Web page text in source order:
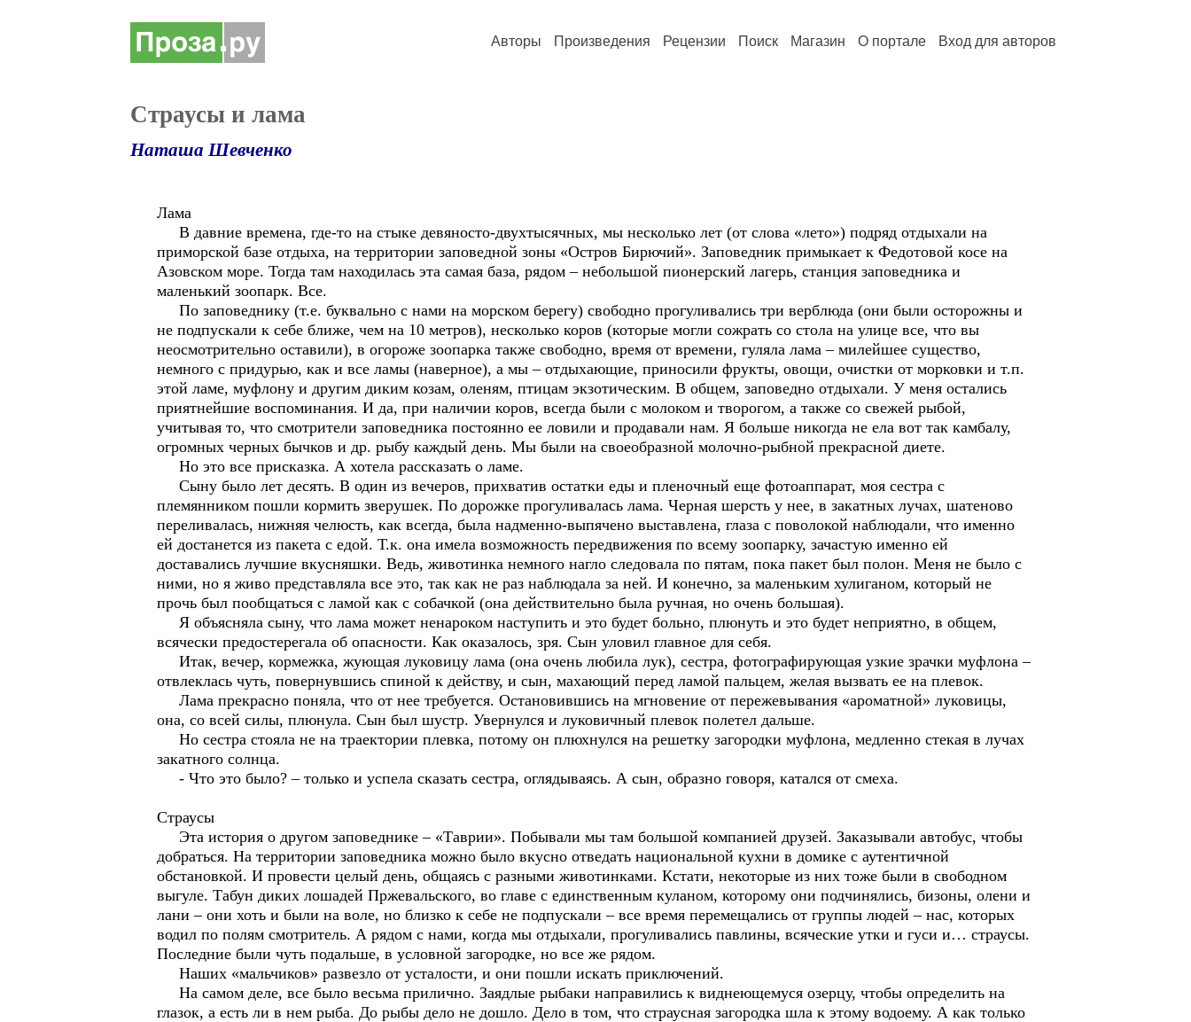
Авторы Произведения Рецензии Поиск Магазин О портале Вход для авторов
Страусы и лама
Наташа Шевченко
Лама
В давние времена, где-то на стыке девяносто-двухтысячных, мы несколько лет (от слова «лето») подряд отдыхали на
приморской базе отдыха, на территории заповедной зоны «Остров Бирючий». Заповедник примыкает к Федотовой косе на
Азовском море. Тогда там находилась эта самая база, рядом – небольшой пионерский лагерь, станция заповедника и
маленький зоопарк. Все.
По заповеднику (т.е. буквально с нами на морском берегу) свободно прогуливались три верблюда (они были осторожны и
не подпускали к себе ближе, чем на 10 метров), несколько коров (которые могли сожрать со стола на улице все, что вы
неосмотрительно оставили), в огороже зоопарка также свободно, время от времени, гуляла лама – милейшее существо,
немного с придурью, как и все ламы (наверное), а мы – отдыхающие, приносили фрукты, овощи, очистки от морковки и т.п.
этой ламе, муфлону и другим диким козам, оленям, птицам экзотическим. В общем, заповедно отдыхали. У меня остались
приятнейшие воспоминания. И да, при наличии коров, всегда были с молоком и творогом, а также со свежей рыбой,
учитывая то, что смотрители заповедника постоянно ее ловили и продавали нам. Я больше никогда не ела вот так камбалу,
огромных черных бычков и др. рыбу каждый день. Мы были на своеобразной молочно-рыбной прекрасной диете.
Но это все присказка. А хотела рассказать о ламе.
Сыну было лет десять. В один из вечеров, прихватив остатки еды и пленочный еще фотоаппарат, моя сестра с
племянником пошли кормить зверушек. По дорожке прогуливалась лама. Черная шерсть у нее, в закатных лучах, шатеново
переливалась, нижняя челюсть, как всегда, была надменно-выпячено выставлена, глаза с поволокой наблюдали, что именно
ей достанется из пакета с едой. Т.к. она имела возможность передвижения по всему зоопарку, зачастую именно ей
доставались лучшие вкусняшки. Ведь, животинка немного нагло следовала по пятам, пока пакет был полон. Меня не было с
ними, но я живо представляла все это, так как не раз наблюдала за ней. И конечно, за маленьким хулиганом, который не
прочь был пообщаться с ламой как с собачкой (она действительно была ручная, но очень большая).
Я объясняла сыну, что лама может ненароком наступить и это будет больно, плюнуть и это будет неприятно, в общем,
всячески предостерегала об опасности. Как оказалось, зря. Сын уловил главное для себя.
Итак, вечер, кормежка, жующая луковицу лама (она очень любила лук), сестра, фотографирующая узкие зрачки муфлона –
отвлеклась чуть, повернувшись спиной к действу, и сын, махающий перед ламой пальцем, желая вызвать ее на плевок.
Лама прекрасно поняла, что от нее требуется. Остановившись на мгновение от пережевывания «ароматной» луковицы,
она, со всей силы, плюнула. Сын был шустр. Увернулся и луковичный плевок полетел дальше.
Но сестра стояла не на траектории плевка, потому он плюхнулся на решетку загородки муфлона, медленно стекая в лучах
закатного солнца.
- Что это было? – только и успела сказать сестра, оглядываясь. А сын, образно говоря, катался от смеха.
Страусы
Эта история о другом заповеднике – «Таврии». Побывали мы там большой компанией друзей. Заказывали автобус, чтобы
добраться. На территории заповедника можно было вкусно отведать национальной кухни в домике с аутентичной
обстановкой. И провести целый день, общаясь с разными животинками. Кстати, некоторые из них тоже были в свободном
выгуле. Табун диких лошадей Пржевальского, во главе с единственным куланом, которому они подчинялись, бизоны, олени и
лани – они хоть и были на воле, но близко к себе не подпускали – все время перемещались от группы людей – нас, которых
водил по полям смотритель. А рядом с нами, когда мы отдыхали, прогуливались павлины, всяческие утки и гуси и… страусы.
Последние были чуть подальше, в условной загородке, но все же рядом.
Наших «мальчиков» развезло от усталости, и они пошли искать приключений.
На самом деле, все было весьма прилично. Заядлые рыбаки направились к виднеющемуся озерцу, чтобы определить на
глазок, а есть ли в нем рыба. До рыбы дело не дошло. Дело в том, что страусная загородка шла к этому водоему. А как только